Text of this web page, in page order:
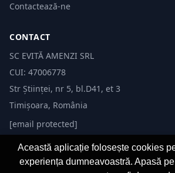
Contactează-ne
CONTACT
SC EVITĂ AMENZI SRL
CUI: 47006778
Str Științei, nr 5, bl.D41, et 3
Timișoara, România
[email protected]
Această aplicație folosește cookies
experiența dumneavoastră. Apasă